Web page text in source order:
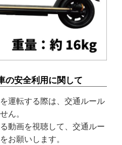
の安全利用に関して
運転する際は、交通ルール
ん。
動画を視聴して、交通ルー
お願いします。